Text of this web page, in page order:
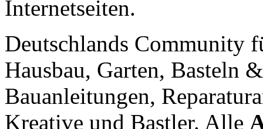
Internetseiten.
Deutschlands Community
Hausbau, Garten, Basteln
Bauanleitungen,
Kreative und Bastler. Alle